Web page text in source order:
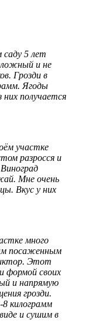
саду 5 лет
и не
Грозди в
Ягоды
них получается
участке
разросся и
Мне очень
Вкус у них
много
посаженным
Этот
формой своих
и напрямую
грозди.
килограмм
и сушим в